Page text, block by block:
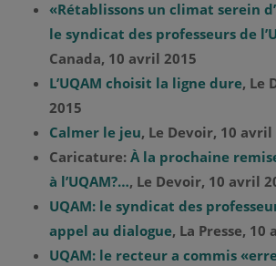
«Rétablissons un climat serein
le syndicat des professeurs de
Canada, 10 avril 2015
L’UQAM choisit la ligne dure, Le
2015
Calmer le jeu, Le Devoir, 10 avril
Caricature: À la prochaine
à l’UQAM?…, Le Devoir, 10 avril
UQAM: le syndicat des
appel au dialogue, La Presse, 10
UQAM: le recteur a commis